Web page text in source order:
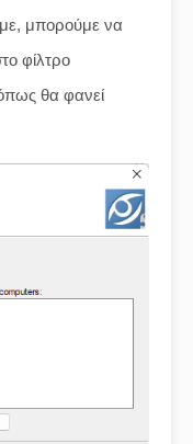
μπορούμε να
φίλτρο
θα φανεί